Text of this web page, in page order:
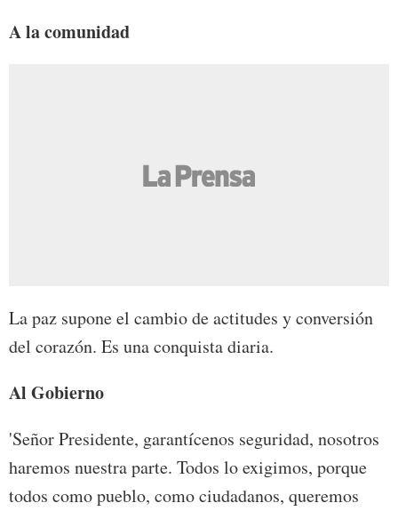
A la comunidad
La paz supone el cambio de actitudes y conversión
del corazón. Es una conquista diaria.
Al Gobierno
'Señor Presidente, garantícenos seguridad, nosotros
haremos nuestra parte. Todos lo exigimos, porque
todos como pueblo, como ciudadanos, queremos